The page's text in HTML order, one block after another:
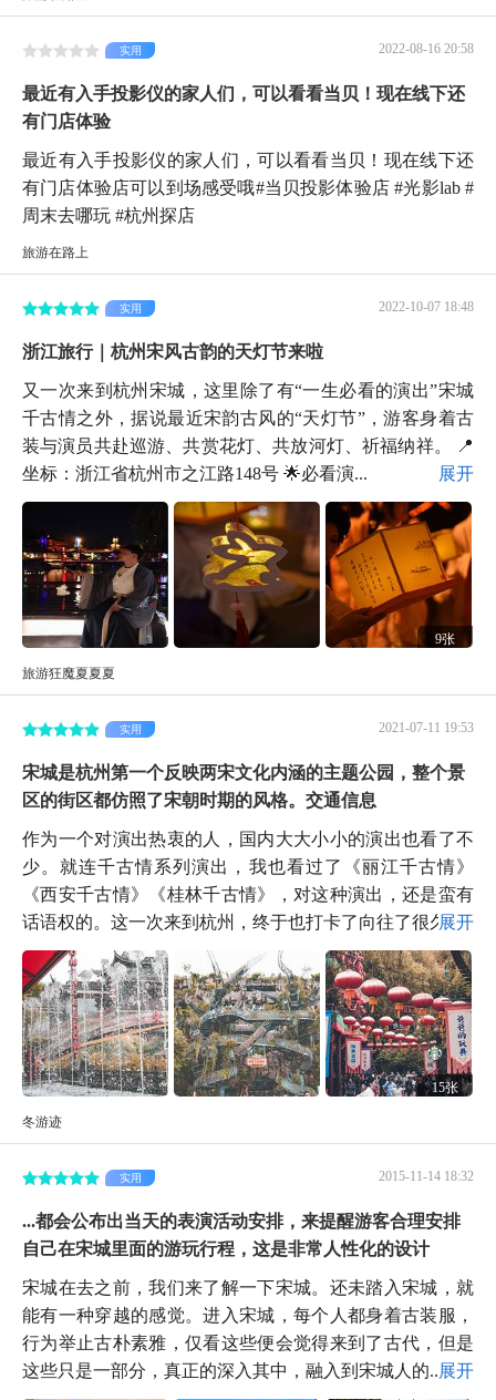
2022-08-16 20:58
实用
最近有入手投影仪的家人们，可以看看当贝！现在线下还
有门店体验
最近有入手投影仪的家人们，可以看看当贝！现在线下还
有门店体验店可以到场感受哦#当贝投影体验店 #光影lab #
周末去哪玩 #杭州探店
旅游在路上
2022-10-07 18:48
实用
浙江旅行｜杭州宋风古韵的天灯节来啦
又一次来到杭州宋城，这里除了有“一生必看的演出”宋城
千古情之外，据说最近宋韵古风的“天灯节”，游客身着古
装与演员共赴巡游、共赏花灯、共放河灯、祈福纳祥。 📍
坐标：浙江省杭州市之江路148号 🌟必看演...
展开
9张
旅游狂魔夏夏夏
2021-07-11 19:53
实用
宋城是杭州第一个反映两宋文化内涵的主题公园，整个景
区的街区都仿照了宋朝时期的风格。交通信息
作为一个对演出热衷的人，国内大大小小的演出也看了不
少。就连千古情系列演出，我也看过了《丽江千古情》
《西安千古情》《桂林千古情》，对这种演出，还是蛮有
话语权的。这一次来到杭州，终于也打卡了向往了很久...
展开
15张
冬游迹
2015-11-14 18:32
实用
...都会公布出当天的表演活动安排，来提醒游客合理安排
自己在宋城里面的游玩行程，这是非常人性化的设计
宋城在去之前，我们来了解一下宋城。还未踏入宋城，就
能有一种穿越的感觉。进入宋城，每个人都身着古装服，
行为举止古朴素雅，仅看这些便会觉得来到了古代，但是
这些只是一部分，真正的深入其中，融入到宋城人的...展开